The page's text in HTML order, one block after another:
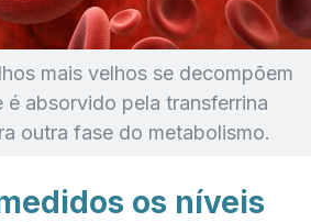
mais velhos se decompõem
é absorvido pela transferrina
outra fase do metabolismo.
os níveis